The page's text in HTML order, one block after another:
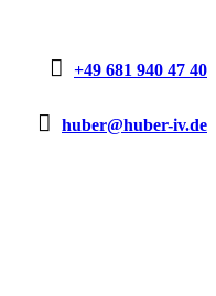
 +49 681 940 47 40
 huber@huber-iv.de